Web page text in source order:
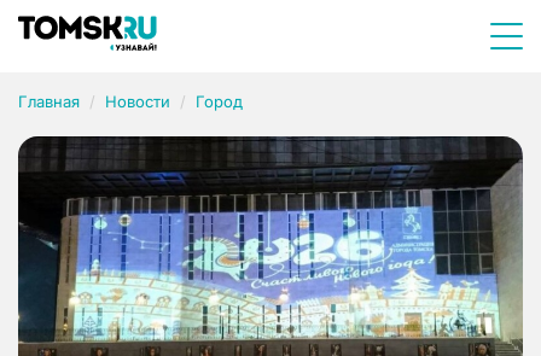
Главная Новости Город